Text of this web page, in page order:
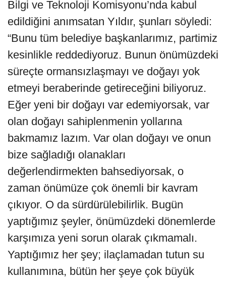
Bilgi ve Teknoloji Komisyonu’nda kabul
edildiğini anımsatan Yıldır, şunları söyledi:
“Bunu tüm belediye başkanlarımız, partimiz
kesinlikle reddediyoruz. Bunun önümüzdeki
süreçte ormansızlaşmayı ve doğayı yok
etmeyi beraberinde getireceğini biliyoruz.
Eğer yeni bir doğayı var edemiyorsak, var
olan doğayı sahiplenmenin yollarına
bakmamız lazım. Var olan doğayı ve onun
bize sağladığı olanakları
değerlendirmekten bahsediyorsak, o
zaman önümüze çok önemli bir kavram
çıkıyor. O da sürdürülebilirlik. Bugün
yaptığımız şeyler, önümüzdeki dönemlerde
karşımıza yeni sorun olarak çıkmamalı.
Yaptığımız her şey; ilaçlamadan tutun su
kullanımına, bütün her şeye çok büyük